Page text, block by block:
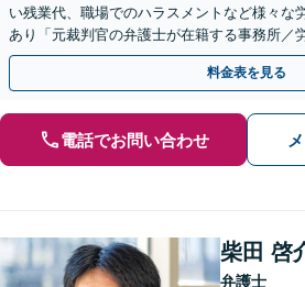
い残業代、職場でのハラスメントなど様々な
あり「元裁判官の弁護士が在籍する事務所／
裁判官経験を活かした最適な戦略を立案」
料金表を見る
電話でお問い合わせ
柴田 啓
弁護士